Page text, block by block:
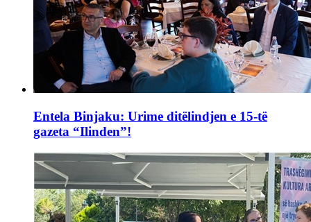
Entela Binjaku: Urime ditëlindjen e 15-të
gazeta “Ilinden”!